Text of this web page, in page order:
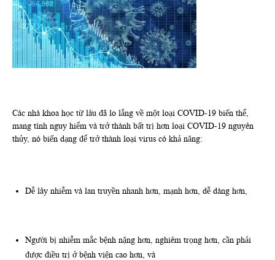
Các nhà khoa học từ lâu đã lo lắng về một loại COVID-19 biến thể,
mang tính nguy hiểm và trở thành bất trị hơn loại COVID-19 nguyên
thủy, nó biến dạng để trở thành loại virus có khả năng:
Dễ lây nhiễm và lan truyền nhanh hơn, mạnh hơn, dễ dàng hơn,
Người bị nhiễm mắc bệnh nặng hơn, nghiêm trọng hơn, cần phải
được điều trị ở bệnh viện cao hơn, và